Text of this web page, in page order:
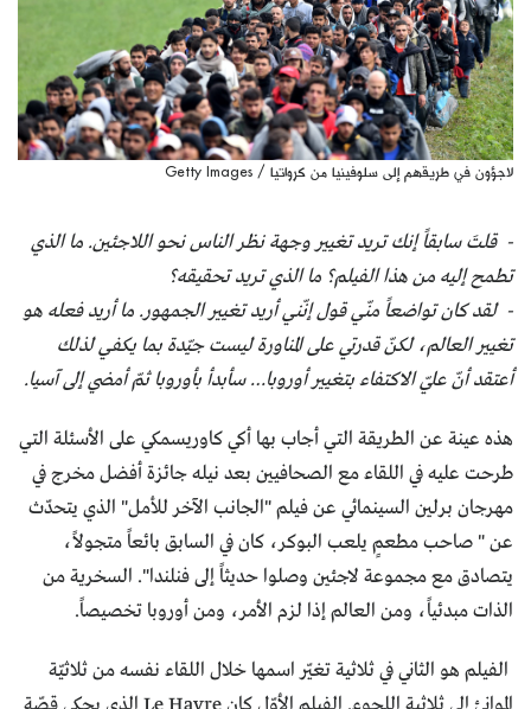
لاجؤون في طريقهم إلى سلوفينيا من كرواتيا / Getty Images
- قلتَ سابقاً إنك تريد تغيير وجهة نظر الناس نحو اللاجئين. ما الذي
تطمح إليه من هذا الفيلم؟ ما الذي تريد تحقيقه؟
- لقد كان تواضعاً منّي قول إنّني أريد تغيير الجمهور. ما أريد فعله هو
تغيير العالم، لكنّ قدرتي على المناورة ليست جيّدة بما يكفي لذلك
أعتقد أنّ عليّ الاكتفاء بتغيير أوروبا… سأبدأ بأوروبا ثمّ أمضي إلى آسيا.
هذه عينة عن الطريقة التي أجاب بها أكي كاوريسمكي على الأسئلة التي
طرحت عليه في اللقاء مع الصحافيين بعد نيله جائزة أفضل مخرج في
مهرجان برلين السينمائي عن فيلم "الجانب الآخر للأمل" الذي يتحدّث
عن " صاحب مطعمٍ يلعب البوكر، كان في السابق بائعاً متجولاً،
يتصادق مع مجموعة لاجئين وصلوا حديثاً إلى فنلندا". السخرية من
الذات مبدئياً، ومن العالم إذا لزم الأمر، ومن أوروبا تخصيصاً.
الفيلم هو الثاني في ثلاثية تغيّر اسمها خلال اللقاء نفسه من ثلاثيّة